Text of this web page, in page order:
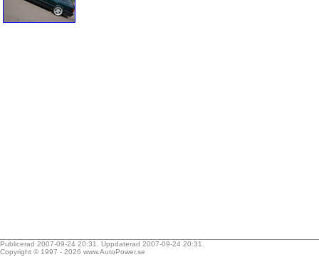
Publicerad 2007-09-24 20:31. Uppdaterad 2007-09-24 20:31.
Copyright © 1997 - 2026 www.AutoPower.se